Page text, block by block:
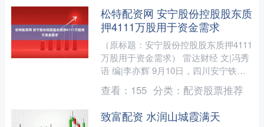
松特配资网 安宁股份控股股东质
押4111万股用于资金需求
（原标题：安宁股份控股股东质押4111
万股用于资金需求） 雷达财经 文|冯秀
语 编|李亦辉 9月10日，四川安宁铁钛
股份有限公司（证券简称：安宁股份，
证券代码：....
查看： 155 分类： 配资股票推荐
致富配资 水润山城霞满天